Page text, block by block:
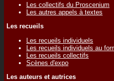
Les collectifs du Proscenium
Les autres appels à textes
Les recueils
Les recueils individuels
Les recueils individuels au
Les recueils collectifs
Scènes d'expo
Les auteurs et autrices